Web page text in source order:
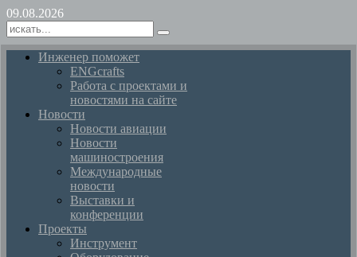
09.08.2026
Инженер поможет
ENGcrafts
Работа с проектами и
новостями на сайте
Новости
Новости авиации
Новости
машиностроения
Международные
новости
Выставки и
конференции
Проекты
Инструмент